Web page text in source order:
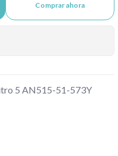
Comprar ahora
5 AN515-51-573Y